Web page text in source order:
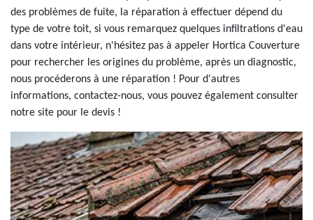
des problèmes de fuite, la réparation à effectuer dépend du
type de votre toit, si vous remarquez quelques infiltrations d'eau
dans votre intérieur, n'hésitez pas à appeler Hortica Couverture
pour rechercher les origines du problème, après un diagnostic,
nous procéderons à une réparation ! Pour d'autres
informations, contactez-nous, vous pouvez également consulter
notre site pour le devis !